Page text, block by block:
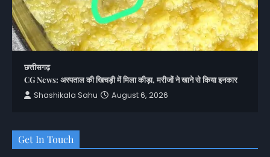
छत्तीसगढ़
CG News: अस्पताल की खिचड़ी में मिला कीड़ा, मरीजों ने खाने से किया इनकार
Shashikala Sahu
August 6, 2026
Get In Touch